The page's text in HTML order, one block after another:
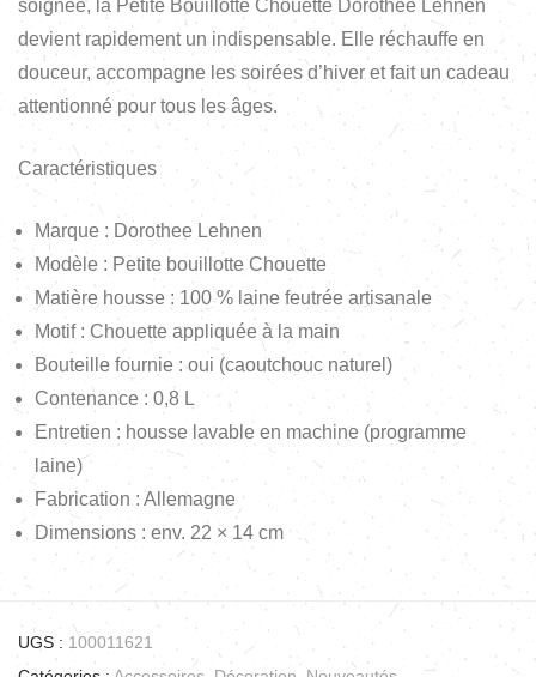
soignée, la Petite Bouillotte Chouette Dorothee Lehnen
devient rapidement un indispensable. Elle réchauffe en
douceur, accompagne les soirées d’hiver et fait un cadeau
attentionné pour tous les âges.
Caractéristiques
Marque : Dorothee Lehnen
Modèle : Petite bouillotte Chouette
Matière housse : 100 % laine feutrée artisanale
Motif : Chouette appliquée à la main
Bouteille fournie : oui (caoutchouc naturel)
Contenance : 0,8 L
Entretien : housse lavable en machine (programme
laine)
Fabrication : Allemagne
Dimensions : env. 22 × 14 cm
UGS : 100011621